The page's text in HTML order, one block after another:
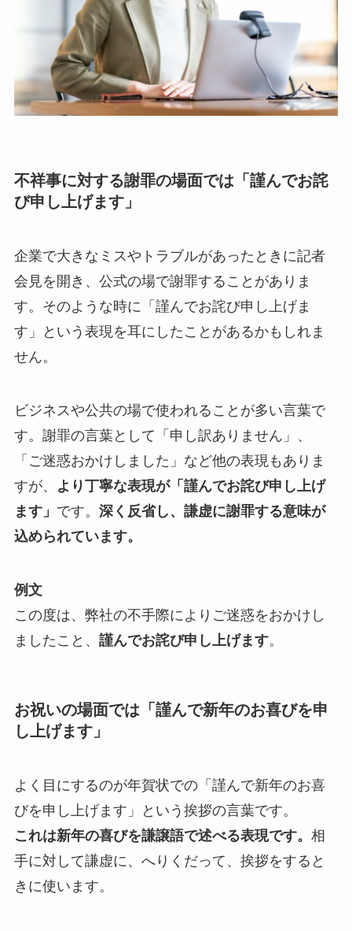
不祥事に対する謝罪の場面では「謹んでお詫
び申し上げます」
企業で大きなミスやトラブルがあったときに記者
会見を開き、公式の場で謝罪することがありま
す。そのような時に「謹んでお詫び申し上げま
す」という表現を耳にしたことがあるかもしれま
せん。
ビジネスや公共の場で使われることが多い言葉で
す。謝罪の言葉として「申し訳ありません」、
「ご迷惑おかけしました」など他の表現もありま
すが、
より丁寧な表現が「謹んでお詫び申し上げ
ます」 です。 深く反省し、謙虚に謝罪する意味が
込められています。
例文
この度は、弊社の不手際によりご迷惑をおかけし
ましたこと、 謹んでお詫び申し上げます。
お祝いの場面では「謹んで新年のお喜びを申
し上げます」
よく目にするのが年賀状での「謹んで新年のお喜
びを申し上げます」という挨拶の言葉です。
これは新年の喜びを謙譲語で述べる表現です。 相
手に対して謙虚に、へりくだって、挨拶をすると
きに使います。